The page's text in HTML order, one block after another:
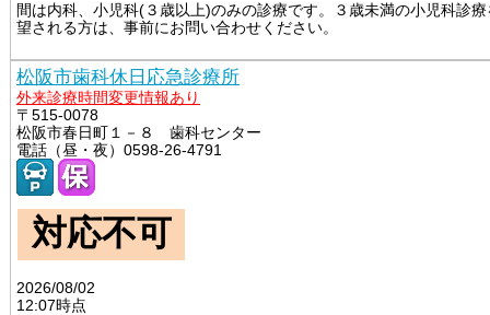
間は内科、小児科(３歳以上)のみの診療です。３歳未満の小児科診療
望される方は、事前にお問い合わせください。
松阪市歯科休日応急診療所
外来診療時間変更情報あり
〒515-0078
松阪市春日町１－８ 歯科センター
電話（昼・夜）0598-26-4791
対応不可
2026/08/02
12:07時点